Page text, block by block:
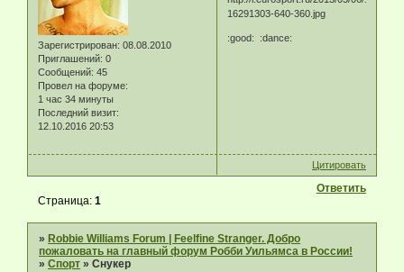
Зарегистрирован: 08.08.2010
Приглашений: 0
Сообщений: 45
Провел на форуме:
1 час 34 минуты
Последний визит:
12.10.2016 20:53
:good: :dance:
Цитировать
Ответить
Страница:1
» Robbie Williams Forum | Feelfine Stranger. Добро
пожаловать на главный форум Робби Уильямса в России!
»Спорт »Снукер